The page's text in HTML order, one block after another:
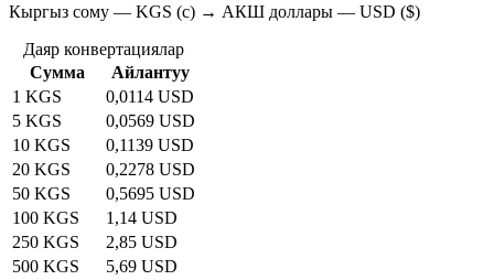
Кыргыз сому — KGS (с) → АКШ доллары — USD ($)
Даяр конвертациялар
Сумма
Айлантуу
1 KGS
0,0114 USD
5 KGS
0,0569 USD
10 KGS
0,1139 USD
20 KGS
0,2278 USD
50 KGS
0,5695 USD
100 KGS
1,14 USD
250 KGS
2,85 USD
500 KGS
5,69 USD